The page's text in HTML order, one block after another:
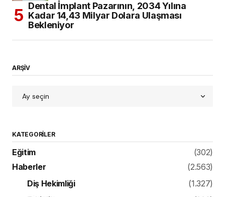
Dental İmplant Pazarının, 2034 Yılına
Kadar 14,43 Milyar Dolara Ulaşması
Bekleniyor
ARŞİV
KATEGORILER
Eğitim
(302)
Haberler
(2.563)
Diş Hekimliği
(1.327)